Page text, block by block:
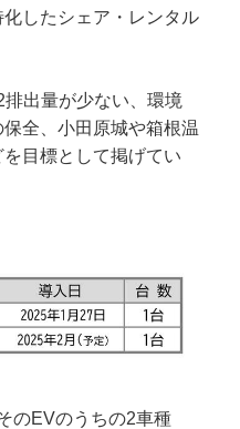
したシェア・レンタル
出量が少ない、環境
全、小田原城や箱根温
目標として掲げてい
のEVのうちの2車種